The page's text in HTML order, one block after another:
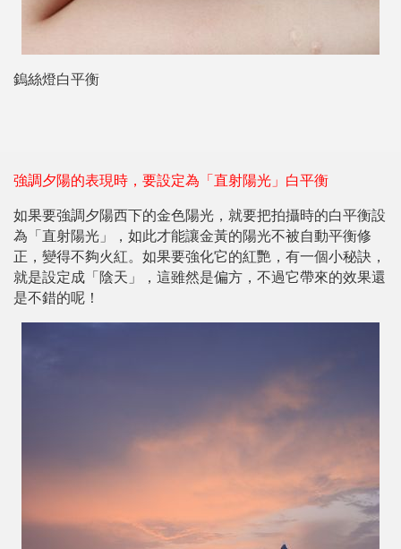
鎢絲燈白平衡
強調夕陽的表現時，要設定為「直射陽光」白平衡
如果要強調夕陽西下的金色陽光，就要把拍攝時的白平衡設
為「直射陽光」，如此才能讓金黃的陽光不被自動平衡修
正，變得不夠火紅。如果要強化它的紅艷，有一個小秘訣，
就是設定成「陰天」，這雖然是偏方，不過它帶來的效果還
是不錯的呢！